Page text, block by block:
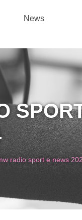
News
radio sport e news